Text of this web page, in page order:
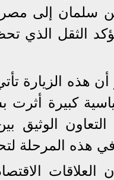
سلمان إلى
الثقل الذي
هذه الزيارة
كبيرة أثرت
الوثيق
هذه المرحلة
العلاقات